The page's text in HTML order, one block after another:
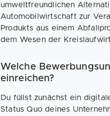
umweltfreundlichen
Automobilwirtschaft zur
Produkts aus einem
dem Wesen der
Welche
einreichen?
Du füllst zunächst ein
Status Quo deines